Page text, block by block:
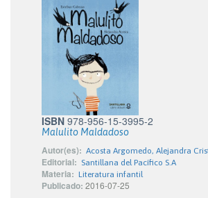
ISBN 978-956-15-3995-2
Malulito Maldadoso
Autor(es): Acosta Argomedo, Alejandra
Editorial: Santillana del Pacífico S.A
Materia: Literatura infantil
Publicado: 2016-07-25